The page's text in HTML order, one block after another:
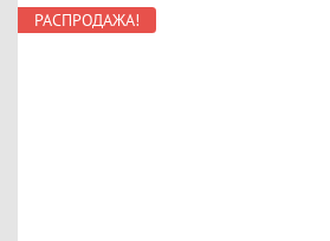
РАСПРОДАЖА!